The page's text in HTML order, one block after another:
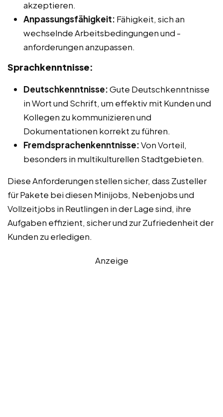
akzeptieren.
Anpassungsfähigkeit: Fähigkeit, sich an
wechselnde Arbeitsbedingungen und -
anforderungen anzupassen.
Sprachkenntnisse:
Deutschkenntnisse:Gute Deutschkenntnisse
in Wort und Schrift, um effektiv mit Kunden und
Kollegen zu kommunizieren und
Dokumentationen korrekt zu führen.
Fremdsprachenkenntnisse:Von Vorteil,
besonders in multikulturellen Stadtgebieten.
Diese Anforderungen stellen sicher, dass Zusteller
für Pakete bei diesen Minijobs, Nebenjobs und
Vollzeitjobs in Reutlingen in der Lage sind, ihre
Aufgaben effizient, sicher und zur Zufriedenheit der
Kunden zu erledigen.
Anzeige